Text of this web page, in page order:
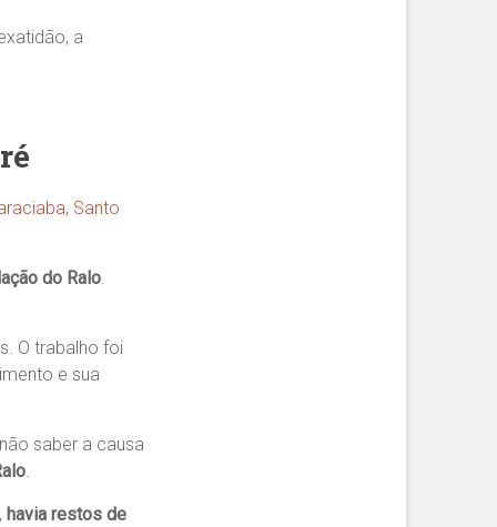
a
Santo
do Ralo.
O trabalho foi
e sua
saber a causa
.
havia restos de